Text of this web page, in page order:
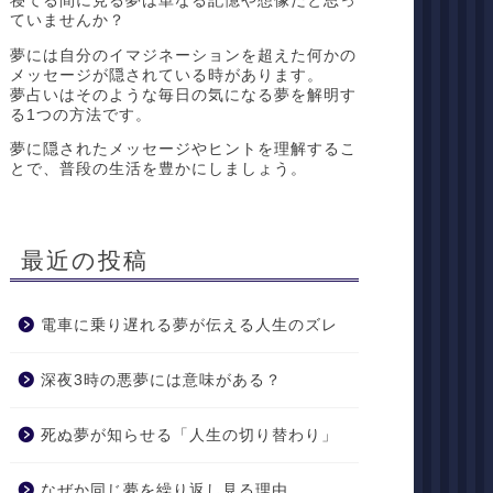
ていませんか？
夢には自分のイマジネーションを超えた何かの
メッセージが隠されている時があります。
夢占いはそのような毎日の気になる夢を解明す
る1つの方法です。
夢に隠されたメッセージやヒントを理解するこ
とで、普段の生活を豊かにしましょう。
最近の投稿
電車に乗り遅れる夢が伝える人生のズレ
深夜3時の悪夢には意味がある？
死ぬ夢が知らせる「人生の切り替わり」